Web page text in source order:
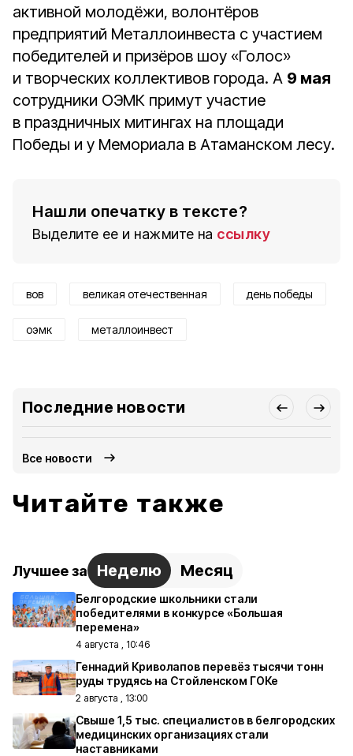
активной молодёжи, волонтёров
предприятий Металлоинвеста с участием
победителей и призёров шоу «Голос»
и творческих коллективов города. А 9 мая
сотрудники ОЭМК примут участие
в праздничных митингах на площади
Победы и у Мемориала в Атаманском лесу.
Нашли опечатку в тексте?
Выделите ее и нажмите на ссылку
вов великая отечественная день победы
оэмк металлоинвест
Последние новости
Все новости
Читайте также
Лучшее за Неделю Месяц
Белгородские школьники стали
победителями в конкурсе «Большая
перемена»
4 августа , 10:46
Геннадий Криволапов перевёз тысячи тонн
руды трудясь на Стойленском ГОКе
2 августа , 13:00
Свыше 1,5 тыс. специалистов в белгородских
медицинских организациях стали
наставниками